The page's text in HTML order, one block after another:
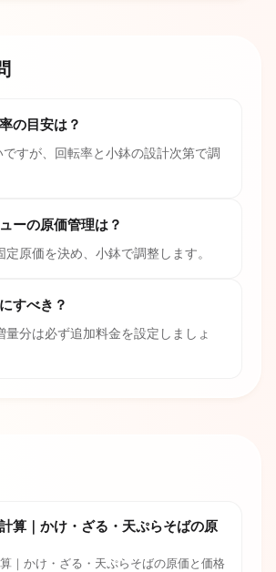
の目安は？
すが、回転率と小鉢の設計次第で調
ーの原価管理は？
定原価を決め、小鉢で調整します。
すべき？
量分は必ず追加料金を設定しましょ
算｜かけ・ざる・天ぷらそばの原
｜かけ・ざる・天ぷらそばの原価と価格